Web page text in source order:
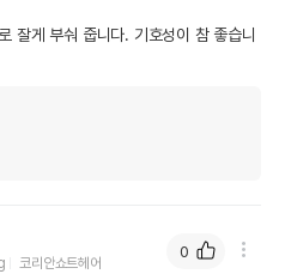
잘게 부숴 줍니다. 기호성이 참 좋습니
코리안쇼트헤어
0